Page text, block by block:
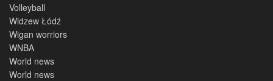
Volleyball
Widzew Łódź
Wigan worriors
WNBA
World news
World news